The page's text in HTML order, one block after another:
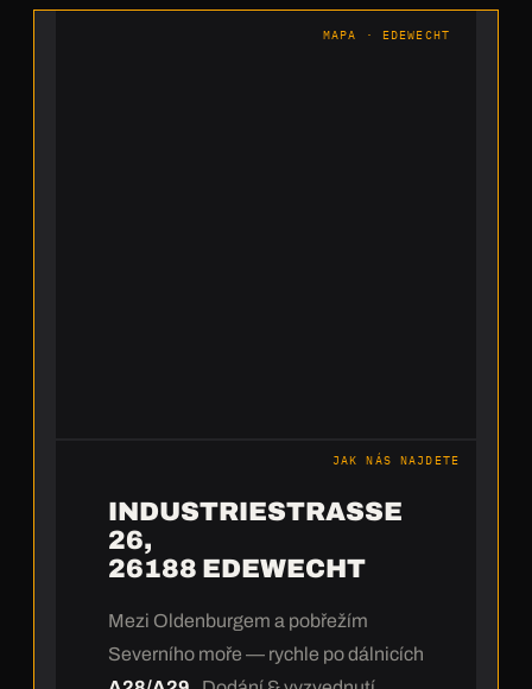
MAPA · EDEWECHT
JAK NÁS NAJDETE
INDUSTRIESTRASSE 2
6,
26188 EDEWECHT
Mezi Oldenburgem a pobřežím
Severního moře — rychle po dálnicích